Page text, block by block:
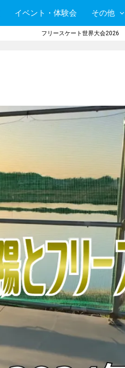
イベント・体験会 その他
フリースケート世界大会2026